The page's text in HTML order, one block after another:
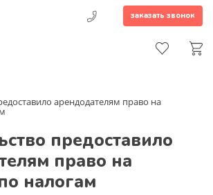
заказать звонок
арендодателям право на
предоставило
право на
налогам